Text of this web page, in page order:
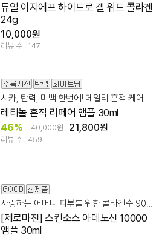
듀얼 이지에프 하이드로 겔 위드 콜라겐
24g
10,000원
리뷰 수 : 147
시카, 탄력, 미백 한번에! 데일리 흔적 케어
레티놀 흔적 리페어 앰플 30ml
46% 40,000원 21,800원
리뷰 수 : 459
[제로마진] 스킨소스 아데노신 10000
앰플 30ml